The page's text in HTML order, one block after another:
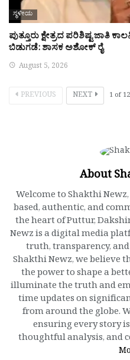
ಸ್ಥಳೀಯ
ಪುತ್ತೂರು ಕ್ಷೇತ್ರದ ಪರಿಶಿಷ್ಟ ಜಾತಿ
ಬಿಡುಗಡೆ: ಶಾಸಕ ಅಶೋಕ್ ರೈ
August 5, 2026
PREVIOUS NEXT 1 of
About
Welcome to Shakthi
based, authentic, and
the heart of Puttur,
Newz is a digital media
truth, transparency,
Shakthi Newz, we believe
the power to shape a
illuminate the truth and
time updates on
from around the globe.
ensuring every story
thoughtful analysis, and